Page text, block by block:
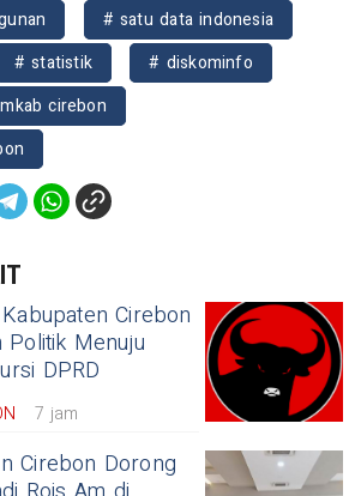
# satu data indonesia
# statistik
# diskominfo
cirebon
Cirebon
Politik Menuju
DPRD
7 jam
Cirebon Dorong